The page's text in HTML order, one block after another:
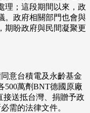
理；這段期間以來，政
。政府相關部門也會與
期盼政府與民間凝聚更
意台積電及永齡基金
500萬劑BNT德國原廠
接送抵台灣、捐贈予政
需的法律文件。